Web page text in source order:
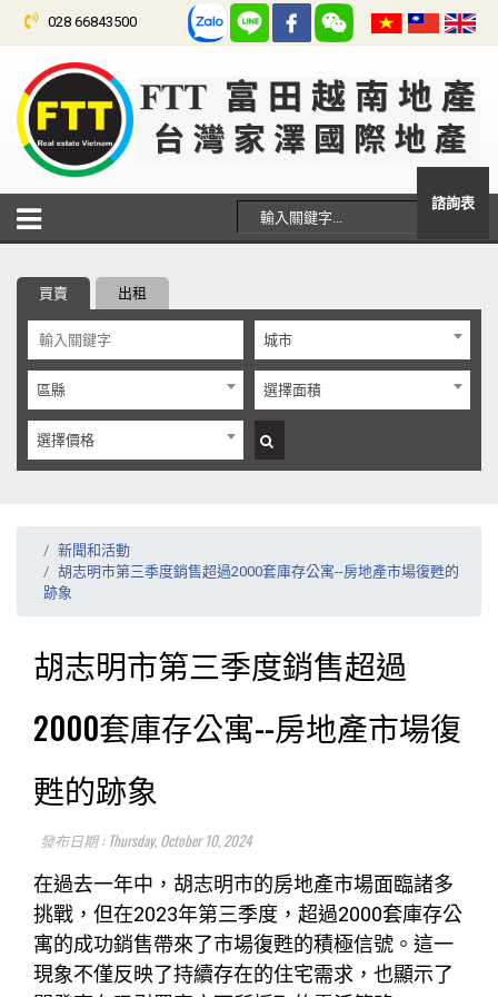
028 66843500
買賣 出租
城市
區縣 選擇面積
選擇價格
新聞和活動
胡志明市第三季度銷售超過2000套庫存公寓--房地產市場復甦的
跡象
胡志明市第三季度銷售超過
2000套庫存公寓--房地產市場復
甦的跡象
發布日期 : Thursday, October 10, 2024
在過去一年中，胡志明市的房地產市場面臨諸多
挑戰，但在2023年第三季度，超過2000套庫存公
寓的成功銷售帶來了市場復甦的積極信號。這一
現象不僅反映了持續存在的住宅需求，也顯示了
諮詢表